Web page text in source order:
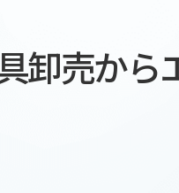
卸売から